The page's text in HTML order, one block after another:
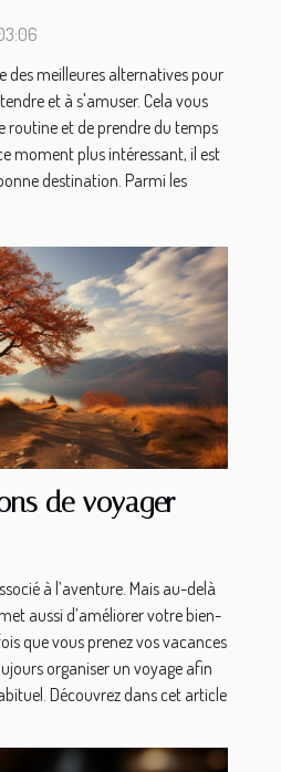
des meilleures alternatives pour
et à s'amuser. Cela vous
routine et de prendre du temps
moment plus intéressant, il est
destination. Parmi les
de voyager
à l’aventure. Mais au-delà
aussi d’améliorer votre bien-
que vous prenez vos vacances
organiser un voyage afin
Découvrez dans cet article